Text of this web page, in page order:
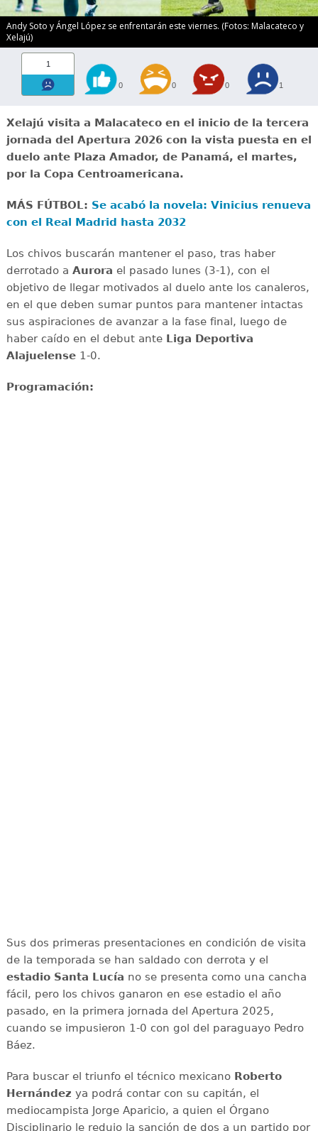
Andy Soto y Ángel López se enfrentarán este viernes. (Fotos: Malacateco y
Xelajú)
1
0 0 0 1
Xelajú visita a Malacateco en el inicio de la tercera
jornada del Apertura 2026 con la vista puesta en el
duelo ante Plaza Amador, de Panamá, el martes,
por la Copa Centroamericana.
MÁS FÚTBOL: Se acabó la novela: Vinicius renueva
con el Real Madrid hasta 2032
Los chivos buscarán mantener el paso, tras haber
derrotado a Aurora el pasado lunes (3-1), con el
objetivo de llegar motivados al duelo ante los canaleros,
en el que deben sumar puntos para mantener intactas
sus aspiraciones de avanzar a la fase final, luego de
haber caído en el debut ante Liga Deportiva
Alajuelense1-0.
Programación:
Sus dos primeras presentaciones en condición de visita
de la temporada se han saldado con derrota y el
estadio Santa Lucía no se presenta como una cancha
fácil, pero los chivos ganaron en ese estadio el año
pasado, en la primera jornada del Apertura 2025,
cuando se impusieron 1-0 con gol del paraguayo Pedro
Báez.
Para buscar el triunfo el técnico mexicano Roberto
Hernández ya podrá contar con su capitán, el
mediocampista Jorge Aparicio, a quien el Órgano
Disciplinario le redujo la sanción de dos a un partido por